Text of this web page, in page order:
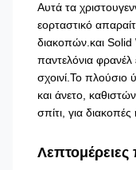
Αυτά τα
εορταστικό
διακοπών.και
παντελόνια
σχοινί.Το πλούσιο
και άνετο,
σπίτι, για